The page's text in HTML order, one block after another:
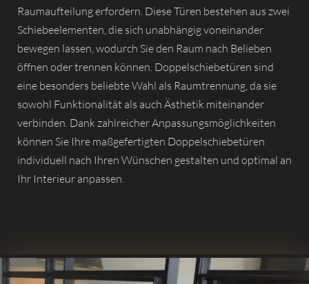
Raumaufteilung erfordern. Diese Türen bestehen aus zwei
Schiebeelementen, die sich unabhängig voneinander
bewegen lassen, wodurch Sie den Raum nach Belieben
öffnen oder trennen können. Doppelschiebetüren sind
eine besonders beliebte Wahl als Raumtrennung, da sie
sowohl Funktionalität als auch Ästhetik miteinander
verbinden. Dank zahlreicher Anpassungsmöglichkeiten
können Sie Ihre maßgefertigten Doppelschiebetüren
individuell nach Ihren Wünschen gestalten und optimal an
Ihr Interieur anpassen.